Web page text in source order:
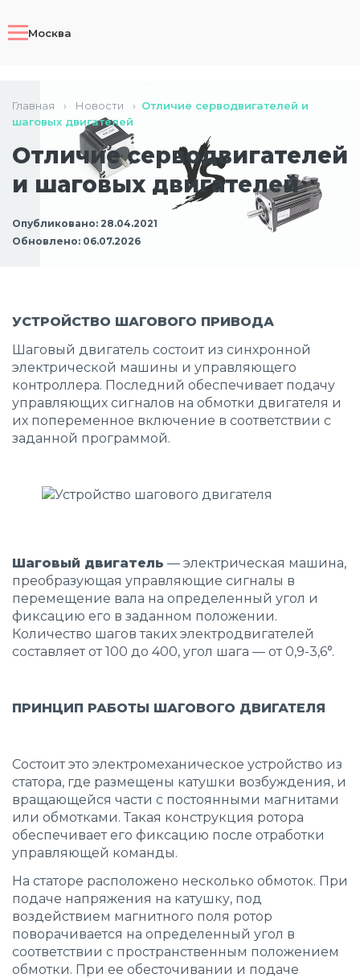
Москва
Главная › Новости › Отличие серводвигателей и
шаговых двигателей
Отличие серводвигателей
и шаговых двигателей
Опубликовано: 28.04.2021
Обновлено: 06.07.2026
УСТРОЙСТВО ШАГОВОГО ПРИВОДА
Шаговый двигатель состоит из синхронной
электрической машины и управляющего
контроллера. Последний обеспечивает подачу
управляющих сигналов на обмотки двигателя и
их попеременное включение в соответствии с
заданной программой.
Шаговый двигатель — электрическая машина,
преобразующая управляющие сигналы в
перемещение вала на определенный угол и
фиксацию его в заданном положении.
Количество шагов таких электродвигателей
составляет от 100 до 400, угол шага — от 0,9-3,6°.
ПРИНЦИП РАБОТЫ ШАГОВОГО ДВИГАТЕЛЯ
Состоит это электромеханическое устройство из
статора, где размещены катушки возбуждения, и
вращающейся части с постоянными магнитами
или обмотками. Такая конструкция ротора
обеспечивает его фиксацию после отработки
управляющей команды.
На статоре расположено несколько обмоток. При
подаче напряжения на катушку, под
воздействием магнитного поля ротор
поворачивается на определенный угол в
соответствии с пространственным положением
обмотки. При ее обесточивании и подаче